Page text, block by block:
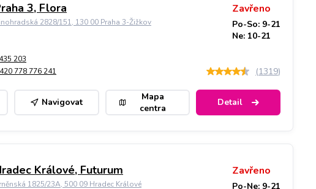
3, Flora
2828/151, 130 00 Praha 3-Žižkov
Zavřeno
Po-So: 9-21
Ne: 10-21
203
778 776 241 (1319)
Navigovat
Mapa
centra
Detail
Králové, Futurum
1825/23A, 500 09 Hradec Králové
Zavřeno
Po-Ne: 9-21